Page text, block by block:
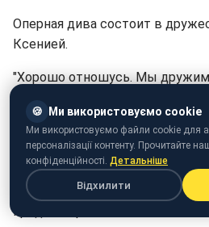
Оперная дива состоит в
Ксенией.
"Хорошо отношусь. Мы
Она образованный человек,
ответственный гражданин,
сказала вдова Вороненкова.
Также артистка оценила
предвыборной гонке.
🍪 Ми використовуємо cookie
Ми використовуємо файли cookie для
персоналізації контенту. Прочитайте
конфіденційності. Детальніше
Відхилити